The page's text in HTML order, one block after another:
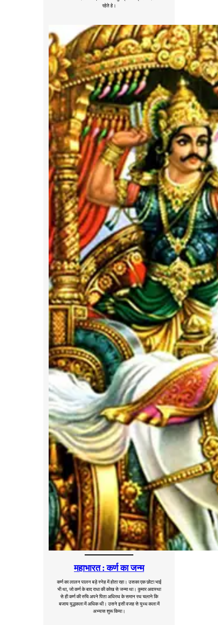
रहेते हे।
महाभारत : कर्ण का जन्म
कर्ण का लालन पालन बड़े स्नेह में होता रहा। उसका एक छोटा भाई
भी था, जो कर्ण के बाद राधा की कोख से जन्मा था। कुमार अवास्था
से ही कर्ण की रुचि अपने पिता अधिरथ के समान रथ चलाने कि
बजाय युद्धकला में अधिक थी। उसने इसी वजह से युध्ध कला में
अभ्यास शुरू किया।